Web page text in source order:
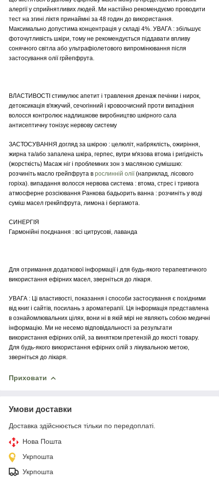
алергії у сприйнятливих людей. Ми настійно рекомендуємо проводити
тест на згині ліктя принаймні за 48 годин до використання.
Максимально допустима концентрація у складі 4%. УВАГА : збільшує
фоточутливість шкіри, тому не рекомендується піддавати впливу
сонячного світла або ультрафіолетового випромінювання після
застосування олії грйепфрута.
ВЛАСТИВОСТІ стимулює апетит і травлення дренаж печінки і нирок,
детоксикація в'яжучий, сечогінний і кровоочисний проти випадіння
волосся контролює надлишкове виробництво шкірного сала
антисептичну тонізує нервову систему
ЗАСТОСУВАННЯ догляд за шкірою : целюліт, набряклість, ожиріння,
жирна та/або запалена шкіра, герпес, вугри м'язова втома і ригідність
(жорсткість) Масаж ніг і проблемних зон з масляною сумішшю:
розчиніть масло грейпфрута в рослинній олії(наприклад, лісового
горіха). випадання волосся нервова система : втома, стрес і тривога
атмосферне розсіювання Ранкова бадьорить ванна : розчиніть у воді
суміш масел грекйпфрута, лимона і бергамота.
СИНЕРГІЯ
Гармонійні поєднання : всі цитрусові, лаванда
Для отримання додаткової інформації і для будь-якого терапевтичного
використання ефірних масел, зверніться до лікаря.
УВАГА : Ці властивості, показання і способи застосування є похідними
від книг і сайтів, посилань з ароматерапії. Ця інформація представлена
в ознайомлювальних цілях, вони ні в якій мірі не являють собою медичні
інформацію. Ми не несемо відповідальності за результати
використання ефірних олій, за винятком претензій до якості товару.
Для будь-якого використання ефірних олій з лікувальною метою,
зверніться до лікаря.
Приховати
Умови доставки
Доставка здійснюється тільки по передоплаті.
Нова Пошта
Укрпошта
Укрпошта